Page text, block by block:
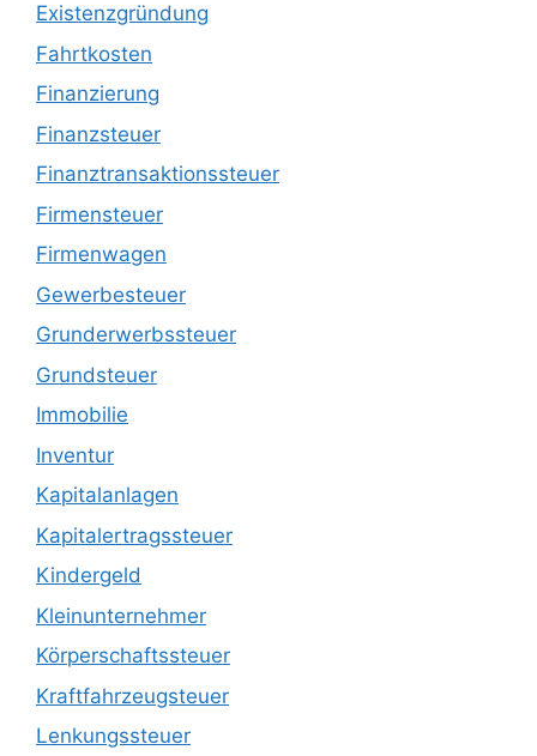
Existenzgründung
Fahrtkosten
Finanzierung
Finanzsteuer
Finanztransaktionssteuer
Firmensteuer
Firmenwagen
Gewerbesteuer
Grunderwerbssteuer
Grundsteuer
Immobilie
Inventur
Kapitalanlagen
Kapitalertragssteuer
Kindergeld
Kleinunternehmer
Körperschaftssteuer
Kraftfahrzeugsteuer
Lenkungssteuer